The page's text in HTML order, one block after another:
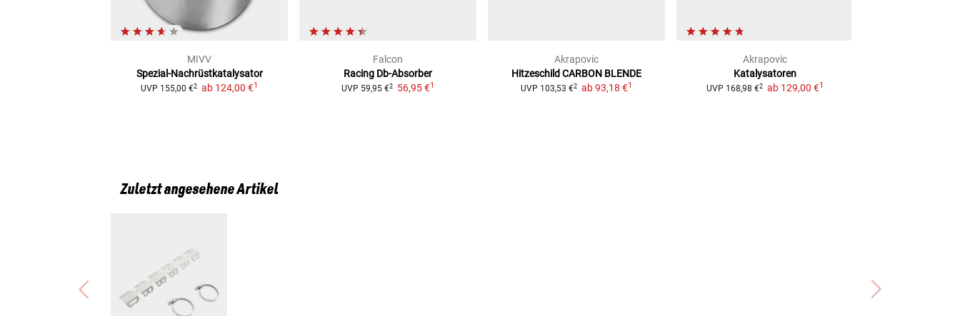
MIVV
Spezial-Nachrüstkatalysator
UVP 155,00 €2 ab 124,00 €1
Falcon
Racing Db-Absorber
UVP 59,95 €2 56,95 €1
Akrapovic
Hitzeschild CARBON BLENDE
UVP 103,53 €2 ab93,18 €1
Akrapovic
Katalysatoren
UVP 168,98 €2 ab 129,00 €1
Zuletzt angesehene Artikel